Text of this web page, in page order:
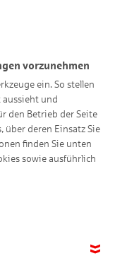
vorzunehmen
ein. So stellen
und
den Betrieb der Seite
deren Einsatz Sie
finden Sie unten
sowie ausführlich